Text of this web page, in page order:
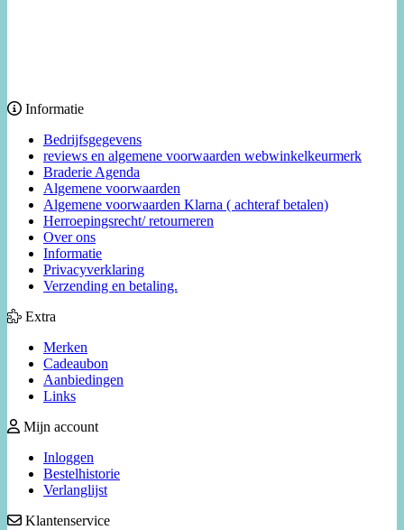
Informatie
Bedrijfsgegevens
reviews en algemene voorwaarden webwinkelkeurmerk
Braderie Agenda
Algemene voorwaarden
Algemene voorwaarden Klarna ( achteraf betalen)
Herroepingsrecht/ retourneren
Over ons
Informatie
Privacyverklaring
Verzending en betaling.
Extra
Merken
Cadeaubon
Aanbiedingen
Links
Mijn account
Inloggen
Bestelhistorie
Verlanglijst
Klantenservice